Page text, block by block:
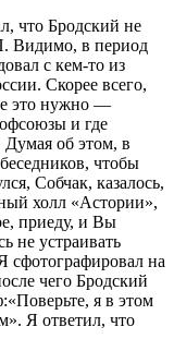
что Бродский не
Видимо, в период
с кем-то из
Скорее всего,
это нужно —
и где
об этом, в
чтобы
Собчак, казалось,
холл «Астории»,
приеду, и Вы
не устраивать
сфотографировал на
чего Бродский
я в этом
Я ответил, что